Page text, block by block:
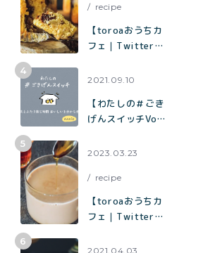
の作り方
recipe
【toroaおうちカ
フェ｜Twitterで
題】混ぜて焼くだ
ョコバナナマフィ
ン」の作り方
2021.09.10
【わたしの＃ごき
げんスイッチVol.
む時間 おいしい
2023.03.23
recipe
【toroaおうちカ
フェ｜Twitterで
題】烏龍茶がしっ
2021.04.03